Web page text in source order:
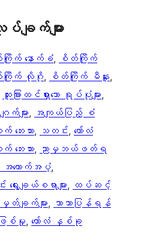
ချက်​များ
ြိုက် နောက်ခံ,
စိတ်ကြိုက်
ကြိုက် လိုဂို, စိတ်ကြိုက် မီနူး
ထူးခြားထင်ရှားသော ရုပ်ပုံများ
က်များ, အကျယ်ပြည့် စံ
ေးဘား, သတင်း, ကော်လံ
ဘေးဘား, ညာမှဘယ်ဖတ်ရ
း အထောက်အပံ့
ေးချယ်စရာများ, ထပ်ဆင့်
ချက်များ, ဘာသာပြန်ရန်
စ်မှု, ကော်လံ နှစ်ခု